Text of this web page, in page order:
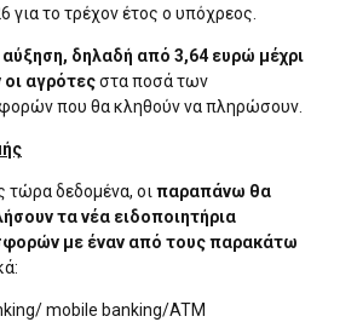
για το τρέχον έτος ο υπόχρεος.
δηλαδή από 3,64 ευρώ μέχρι
αγρότεςστα ποσά των
που θα κληθούν να πληρώσουν.
δεδομένα, οι παραπάνω θα
τα νέα ειδοποιητήρια
με έναν από τους παρακάτω
mobile banking/ATM